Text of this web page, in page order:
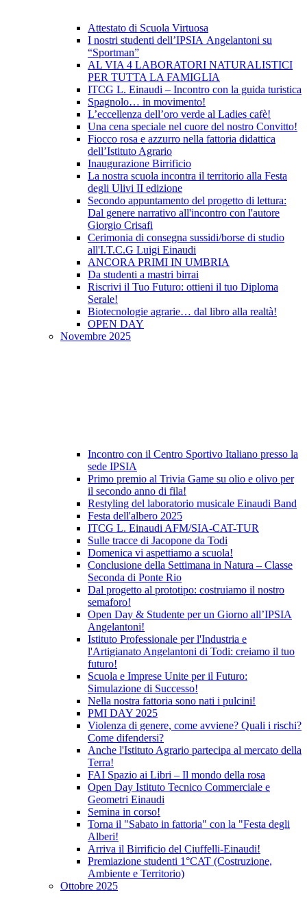
Attestato di Scuola Virtuosa
I nostri studenti dell’IPSIA Angelantoni su
“Sportman”
AL VIA 4 LABORATORI NATURALISTICI
PER TUTTA LA FAMIGLIA
ITCG L. Einaudi – Incontro con la guida turistica
Spagnolo… in movimento!
L’eccellenza dell’oro verde al Ladies cafè!
Una cena speciale nel cuore del nostro Convitto!
Fiocco rosa e azzurro nella fattoria didattica
dell’Istituto Agrario
Inaugurazione Birrificio
La nostra scuola incontra il territorio alla Festa
degli Ulivi II edizione
Secondo appuntamento del progetto di lettura:
Dal genere narrativo all'incontro con l'autore
Giorgio Crisafi
Cerimonia di consegna sussidi/borse di studio
all'I.T.C.G Luigi Einaudi
ANCORA PRIMI IN UMBRIA
Da studenti a mastri birrai
Riscrivi il Tuo Futuro: ottieni il tuo Diploma
Serale!
Biotecnologie agrarie… dal libro alla realtà!
OPEN DAY
Novembre 2025
Incontro con il Centro Sportivo Italiano presso la
sede IPSIA
Primo premio al Trivia Game su olio e olivo per
il secondo anno di fila!
Restyling del laboratorio musicale Einaudi Band
Festa dell'albero 2025
ITCG L. Einaudi AFM/SIA-CAT-TUR
Sulle tracce di Jacopone da Todi
Domenica vi aspettiamo a scuola!
Conclusione della Settimana in Natura – Classe
Seconda di Ponte Rio
Dal progetto al prototipo: costruiamo il nostro
semaforo!
Open Day & Studente per un Giorno all’IPSIA
Angelantoni!
Istituto Professionale per l'Industria e
l'Artigianato Angelantoni di Todi: creiamo il tuo
futuro!
Scuola e Imprese Unite per il Futuro:
Simulazione di Successo!
Nella nostra fattoria sono nati i pulcini!
PMI DAY 2025
Violenza di genere, come avviene? Quali i rischi?
Come difendersi?
Anche l'Istituto Agrario partecipa al mercato della
Terra!
FAI Spazio ai Libri – Il mondo della rosa
Open Day Istituto Tecnico Commerciale e
Geometri Einaudi
Semina in corso!
Torna il "Sabato in fattoria" con la "Festa degli
Alberi!
Arriva il Birrificio del Ciuffelli-Einaudi!
Premiazione studenti 1°CAT (Costruzione,
Ambiente e Territorio)
Ottobre 2025